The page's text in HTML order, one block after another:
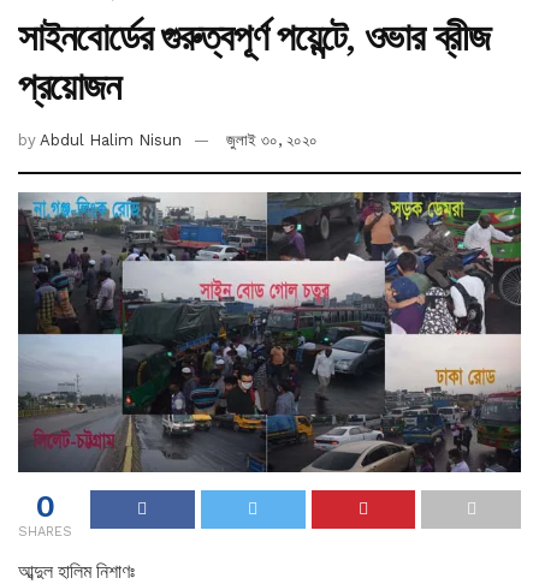
সাইনবোর্ডের গুরুত্বপূর্ণ পয়েন্টে, ওভার ব্রীজ
প্রয়োজন
by Abdul Halim Nisun জুলাই ৩০, ২০২০
0
SHARES
আব্দুল হালিম নিশাণঃ